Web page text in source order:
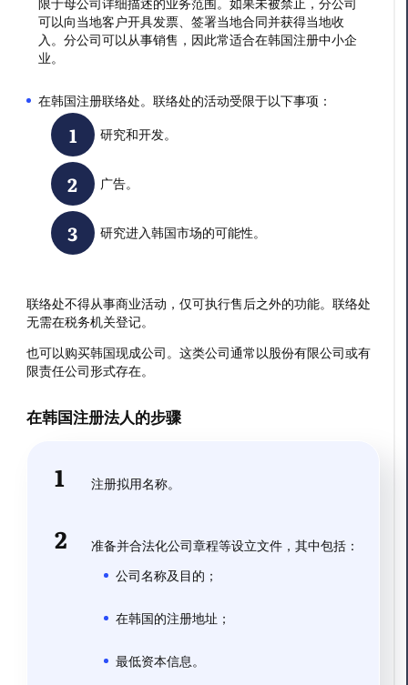
限于母公司详细描述的业务范围。如果未被禁止，分公司
可以向当地客户开具发票、签署当地合同并获得当地收
入。分公司可以从事销售，因此常适合在韩国注册中小企
业。
在韩国注册联络处。联络处的活动受限于以下事项：
研究和开发。
广告。
研究进入韩国市场的可能性。
联络处不得从事商业活动，仅可执行售后之外的功能。联络处
无需在税务机关登记。
也可以购买韩国现成公司。这类公司通常以股份有限公司或有
限责任公司形式存在。
在韩国注册法人的步骤
注册拟用名称。
准备并合法化公司章程等设立文件，其中包括：
公司名称及目的；
在韩国的注册地址；
最低资本信息。